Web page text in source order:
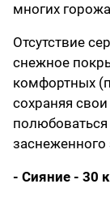
многих
Отсутствие
снежное
комфортных
сохраняя
заснеженного
- Сияние - 30